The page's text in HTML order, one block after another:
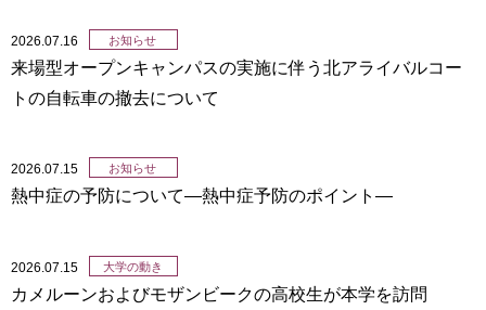
2026.07.16 お知らせ
来場型オープンキャンパスの実施に伴う北アライバルコー
トの自転車の撤去について
2026.07.15 お知らせ
熱中症の予防について―熱中症予防のポイント―
2026.07.15 大学の動き
カメルーンおよびモザンビークの高校生が本学を訪問